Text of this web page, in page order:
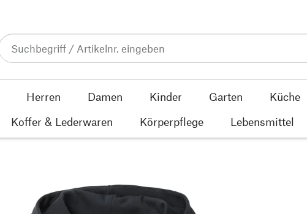
Herren Damen Kinder Garten Küche
Koffer & Lederwaren Körperpflege Lebensmittel